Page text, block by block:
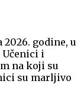
2026. godine, u
Učenici i
na koji su
su marljivo